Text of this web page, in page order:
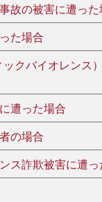
故の被害に遭った
た場合
クバイオレンス
遭った場合
の場合
ス詐欺被害に遭っ